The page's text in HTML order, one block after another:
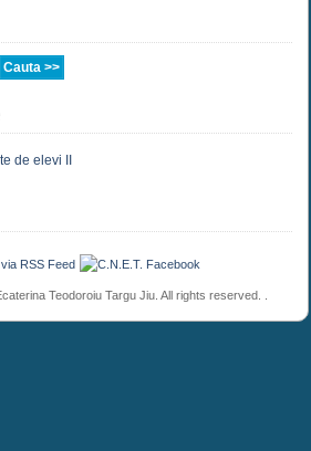
de elevi II
Teodoroiu Targu Jiu. All rights reserved. .